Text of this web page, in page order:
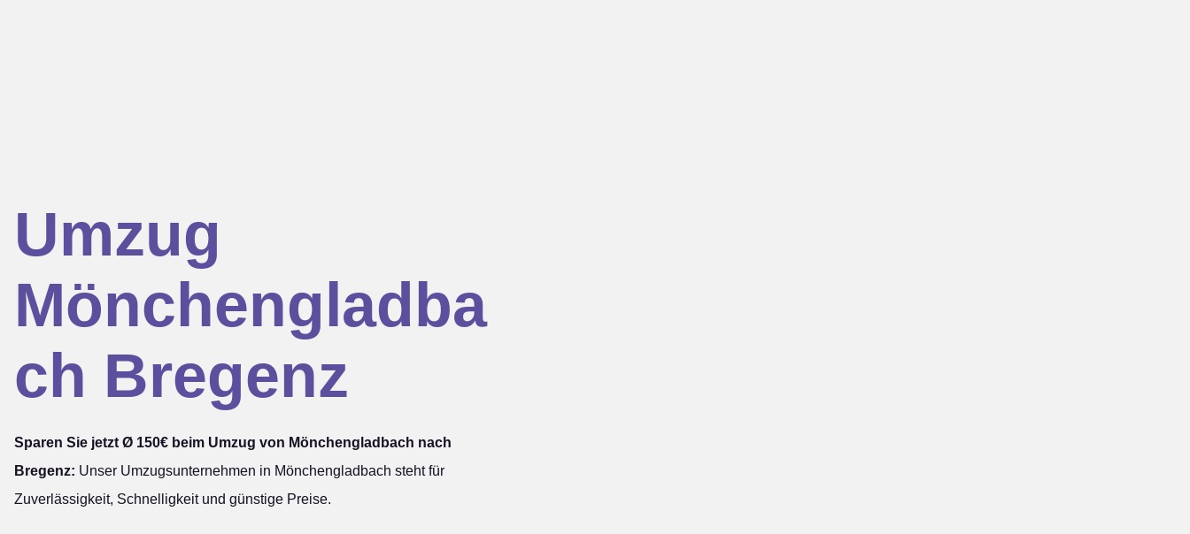
Umzug
Mönchengladba
ch Bregenz
Sparen Sie jetzt Ø 150€ beim Umzug von Mönchengladbach nach
Bregenz: Unser Umzugsunternehmen in Mönchengladbach steht für
Zuverlässigkeit, Schnelligkeit und günstige Preise.